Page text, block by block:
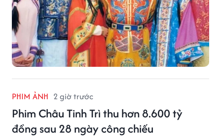
PHIM ẢNH 2 giờ trước
Phim Châu Tinh Trì thu hơn 8.600 tỷ
đồng sau 28 ngày công chiếu